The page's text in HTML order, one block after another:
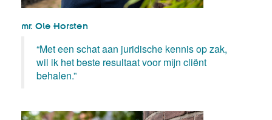
mr. Ole Horsten
“Met een schat aan juridische kennis op zak,
wil ik het beste resultaat voor mijn cliënt
behalen.”